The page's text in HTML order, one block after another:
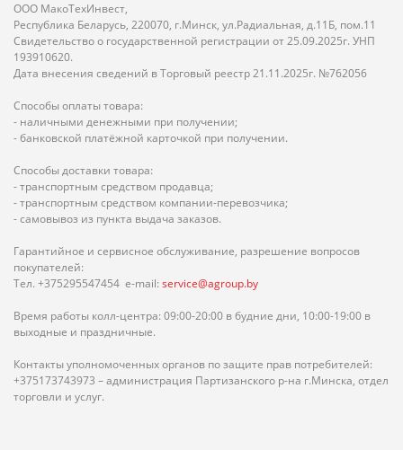
ООО МакоТехИнвест,
Республика Беларусь, 220070, г.Минск, ул.Радиальная, д.11Б, пом.11
Свидетельство о государственной регистрации от 25.09.2025г. УНП
193910620.
Дата внесения сведений в Торговый реестр 21.11.2025г. №762056
Способы оплаты товара:
- наличными денежными при получении;
- банковской платёжной карточкой при получении.
Способы доставки товара:
- транспортным средством продавца;
- транспортным средством компании-перевозчика;
- самовывоз из пункта выдача заказов.
Гарантийное и сервисное обслуживание, разрешение вопросов
покупателей:
Тел. +375295547454 e-mail: service@agroup.by
Время работы колл-центра: 09:00-20:00 в будние дни, 10:00-19:00 в
выходные и праздничные.
Контакты уполномоченных органов по защите прав потребителей:
+375173743973 – администрация Партизанского р-на г.Минска, отдел
торговли и услуг.